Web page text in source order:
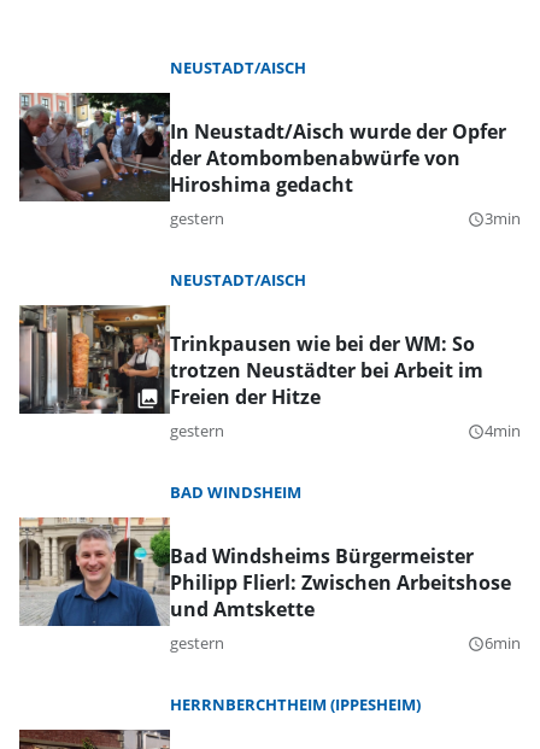
NEUSTADT/AISCH
In Neustadt/Aisch wurde der Opfer
der Atombombenabwürfe von
Hiroshima gedacht
gestern query_builder3min
NEUSTADT/AISCH
Trinkpausen wie bei der WM: So
trotzen Neustädter bei Arbeit im
Freien der Hitze
gestern query_builder4min
BAD WINDSHEIM
Bad Windsheims Bürgermeister
Philipp Flierl: Zwischen Arbeitshose
und Amtskette
gestern query_builder6min
HERRNBERCHTHEIM (IPPESHEIM)